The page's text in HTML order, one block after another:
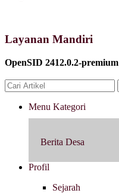
Layanan Mandiri
OpenSID 2412.0.2-premium
Menu Kategori
Berita Desa
Profil
Sejarah